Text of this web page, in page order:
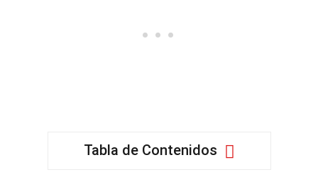
Tabla de Contenidos